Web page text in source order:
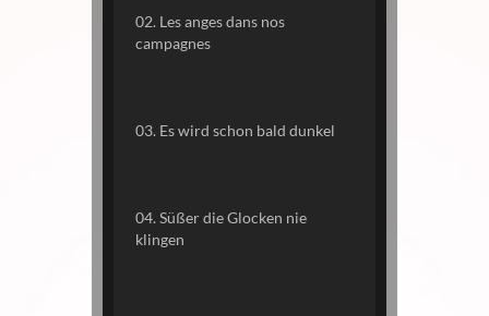
02. Les anges dans nos
campagnes
03. Es wird schon bald dunkel
04. Süßer die Glocken nie
klingen